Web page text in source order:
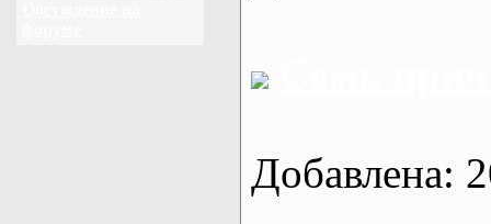
Добавлена: